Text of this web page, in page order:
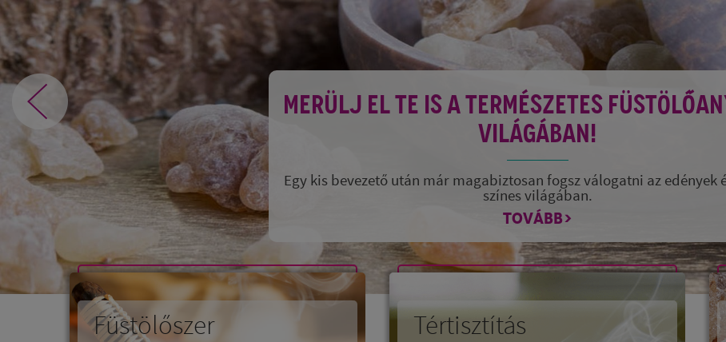
MERÜLJ EL TE IS A TERMÉSZETES
VILÁGÁBAN!
Egy kis bevezető után már magabiztosan fogsz válogatni az edények
színes világában.
TOVÁBB>
Füstölőszer Tértisztítás